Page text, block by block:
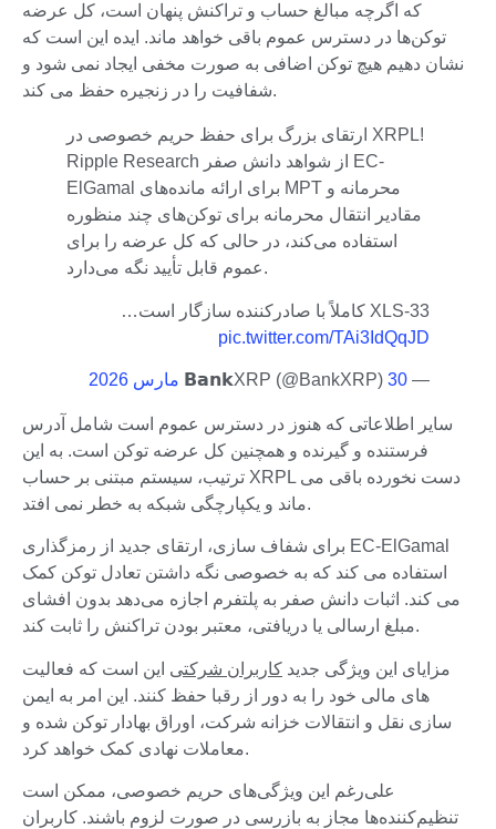
که اگرچه مبالغ حساب و تراکنش پنهان است، کل عرضه
توکن‌ها در دسترس عموم باقی خواهد ماند. ایده این است که
نشان دهیم هیچ توکن اضافی به صورت مخفی ایجاد نمی شود و
شفافیت را در زنجیره حفظ می کند.
ارتقای بزرگ برای حفظ حریم خصوصی در XRPL!
Ripple Research از شواهد دانش صفر EC-
ElGamal برای ارائه مانده‌های MPT محرمانه و
مقادیر انتقال محرمانه برای توکن‌های چند منظوره
استفاده می‌کند، در حالی که کل عرضه را برای
عموم قابل تأیید نگه می‌دارد.
XLS-33 کاملاً با صادرکننده سازگار است…
pic.twitter.com/TAi3IdQqJD
— 𝗕𝗮𝗻𝗸XRP (@BankXRP) 30 مارس 2026
سایر اطلاعاتی که هنوز در دسترس عموم است شامل آدرس
فرستنده و گیرنده و همچنین کل عرضه توکن است. به این
ترتیب، سیستم مبتنی بر حساب XRPL دست نخورده باقی می
ماند و یکپارچگی شبکه به خطر نمی افتد.
برای شفاف سازی، ارتقای جدید از رمزگذاری EC-ElGamal
استفاده می کند که به خصوصی نگه داشتن تعادل توکن کمک
می کند. اثبات دانش صفر به پلتفرم اجازه می‌دهد بدون افشای
مبلغ ارسالی یا دریافتی، معتبر بودن تراکنش را ثابت کند.
مزایای این ویژگی جدید کاربران شرکتی این است که فعالیت
های مالی خود را به دور از رقبا حفظ کنند. این امر به ایمن
سازی نقل و انتقالات خزانه شرکت، اوراق بهادار توکن شده و
معاملات نهادی کمک خواهد کرد.
علی‌رغم این ویژگی‌های حریم خصوصی، ممکن است
تنظیم‌کننده‌ها مجاز به بازرسی در صورت لزوم باشند. کاربران